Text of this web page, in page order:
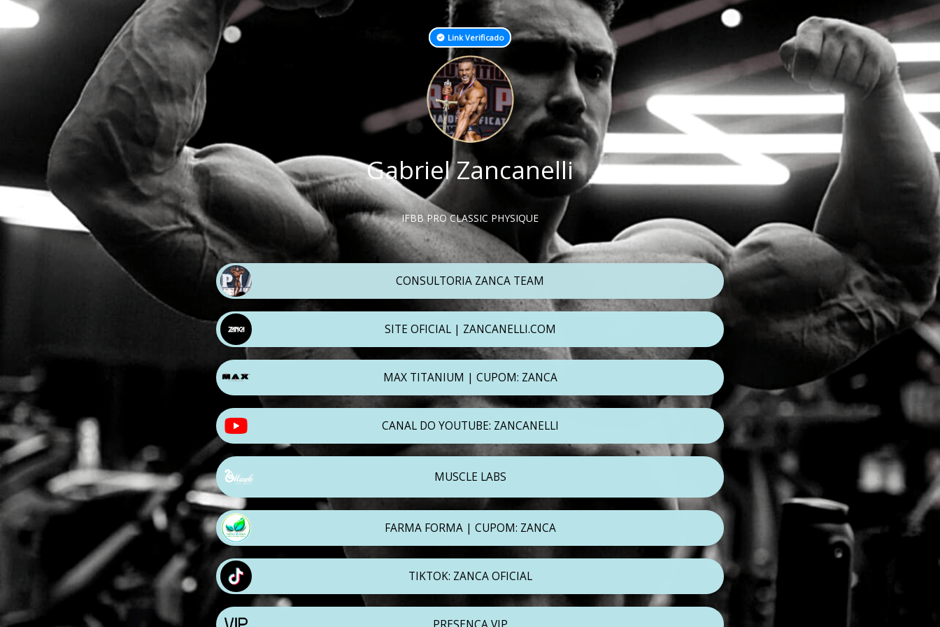
Link Verificado
Gabriel Zancanelli
IFBB PRO CLASSIC PHYSIQUE
CONSULTORIA ZANCA TEAM
SITE OFICIAL | ZANCANELLI.COM
MAX TITANIUM | CUPOM: ZANCA
CANAL DO YOUTUBE: ZANCANELLI
MUSCLE LABS
FARMA FORMA | CUPOM: ZANCA
TIKTOK: ZANCA OFICIAL